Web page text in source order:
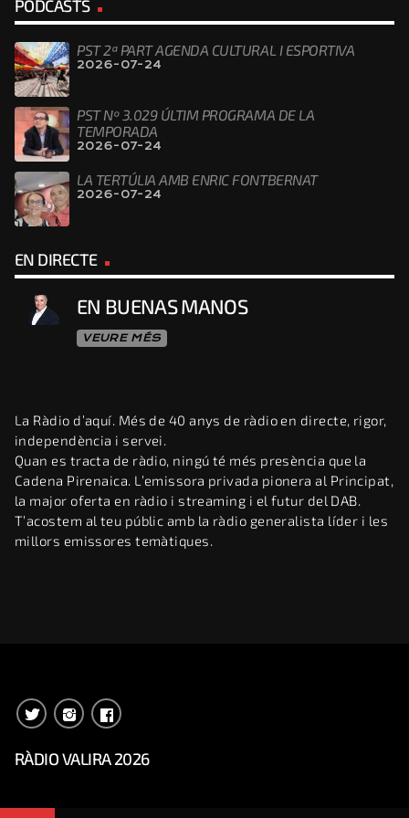
PODCASTS
PST 2ª PART AGENDA CULTURAL I ESPORTIVA
2026-07-24
PST Nº 3.029 ÚLTIM PROGRAMA DE LA
TEMPORADA
2026-07-24
LA TERTÚLIA AMB ENRIC FONTBERNAT
2026-07-24
EN DIRECTE
EN BUENAS MANOS
VEURE MÉS
La Ràdio d’aquí. Més de 40 anys de ràdio en directe, rigor,
independència i servei.
Quan es tracta de ràdio, ningú té més presència que la
Cadena Pirenaica. L’emissora privada pionera al Principat,
la major oferta en ràdio i streaming i el futur del DAB.
T’acostem al teu públic amb la ràdio generalista líder i les
millors emissores temàtiques.
RÀDIO VALIRA 2026